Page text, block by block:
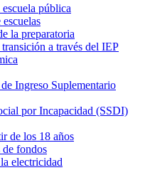
pública
la preparatoria
a través del IEP
Ingreso Suplementario
por Incapacidad (SSDI)
de los 18 años
de fondos
electricidad